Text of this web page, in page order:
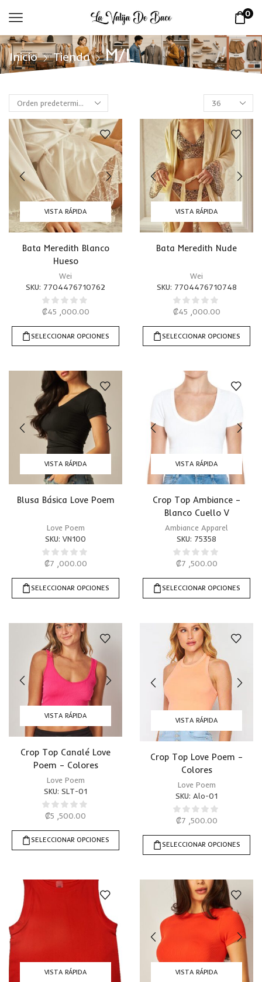
0
Inicio Tienda M/L
VISTA RÁPIDA
Bata Meredith Blanco
Hueso
Wei
SKU: 7704476710762
₡45 ,000.00
SELECCIONAR OPCIONES
VISTA RÁPIDA
Bata Meredith Nude
Wei
SKU: 7704476710748
₡45 ,000.00
SELECCIONAR OPCIONES
VISTA RÁPIDA
Blusa Básica Love Poem
Love Poem
SKU: VN100
₡7 ,000.00
SELECCIONAR OPCIONES
VISTA RÁPIDA
Crop Top Ambiance –
Blanco Cuello V
Ambiance Apparel
SKU: 75358
₡7 ,500.00
SELECCIONAR OPCIONES
VISTA RÁPIDA
Crop Top Canalé Love
Poem – Colores
Love Poem
SKU: SLT-01
₡5 ,500.00
SELECCIONAR OPCIONES
VISTA RÁPIDA
Crop Top Love Poem –
Colores
Love Poem
SKU: Alo-01
₡7 ,500.00
SELECCIONAR OPCIONES
VISTA RÁPIDA VISTA RÁPIDA